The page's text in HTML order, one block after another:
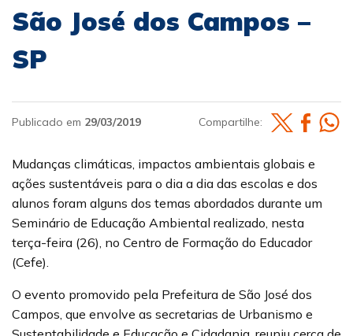
São José dos Campos –
SP
Publicado em 29/03/2019 Compartilhe:
Mudanças climáticas, impactos ambientais globais e
ações sustentáveis para o dia a dia das escolas e dos
alunos foram alguns dos temas abordados durante um
Seminário de Educação Ambiental realizado, nesta
terça-feira (26), no Centro de Formação do Educador
(Cefe).
O evento promovido pela Prefeitura de São José dos
Campos, que envolve as secretarias de Urbanismo e